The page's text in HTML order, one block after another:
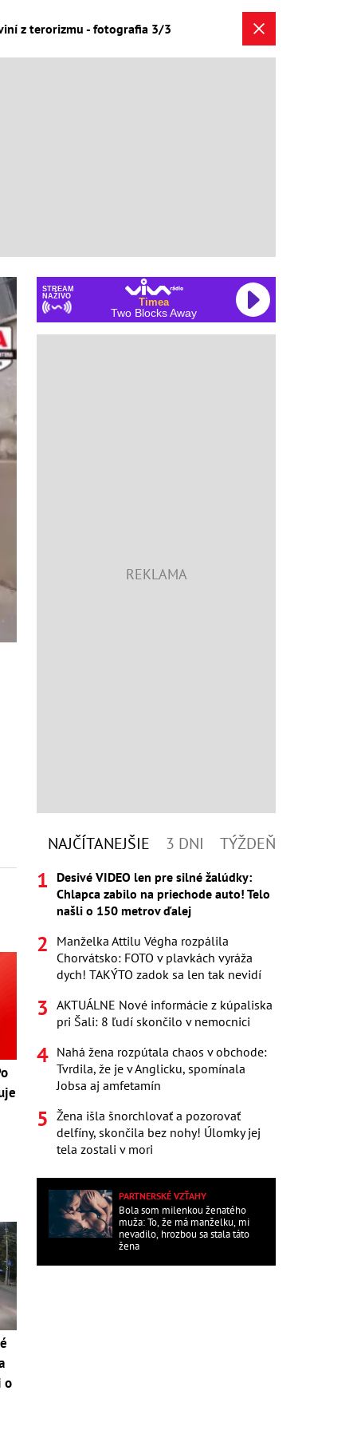
z terorizmu - fotografia 3/3
o
STREAM
NAŽIVO
Timea
Two Blocks Away
NAJČÍTANEJŠIE 3 DNI TÝŽDEŇ
Desivé VIDEO len pre silné žalúdky:
Chlapca zabilo na priechode auto! Telo
našli o 150 metrov ďalej
Manželka Attilu Végha rozpálila
Chorvátsko: FOTO v plavkách vyráža
dych! TAKÝTO zadok sa len tak nevidí
AKTUÁLNE Nové informácie z kúpaliska
pri Šali: 8 ľudí skončilo v nemocnici
Nahá žena rozpútala chaos v obchode:
Tvrdila, že je v Anglicku, spomínala
Jobsa aj amfetamín
Žena išla šnorchlovať a pozorovať
delfíny, skončila bez nohy! Úlomky jej
tela zostali v mori
PARTNERSKÉ VZŤAHY
Bola som milenkou ženatého
muža: To, že má manželku, mi
nevadilo, hrozbou sa stala táto
žena